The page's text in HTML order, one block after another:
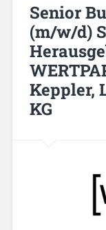
Senior
(m/w/d)
Keppler,
KG